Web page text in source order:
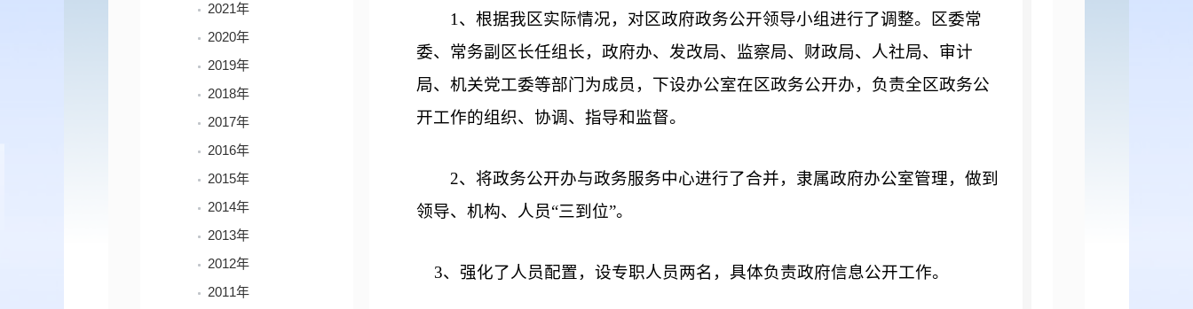
2021年
2020年
2019年
2018年
2017年
2016年
2015年
2014年
2013年
2012年
2011年
1、根据我区实际情况，对区政府政务公开领导小组进行了调整。区委常
委、常务副区长任组长，政府办、发改局、监察局、财政局、人社局、审计
局、机关党工委等部门为成员，下设办公室在区政务公开办，负责全区政务公
开工作的组织、协调、指导和监督。
2、将政务公开办与政务服务中心进行了合并，隶属政府办公室管理，做到
领导、机构、人员“三到位”。
3、强化了人员配置，设专职人员两名，具体负责政府信息公开工作。